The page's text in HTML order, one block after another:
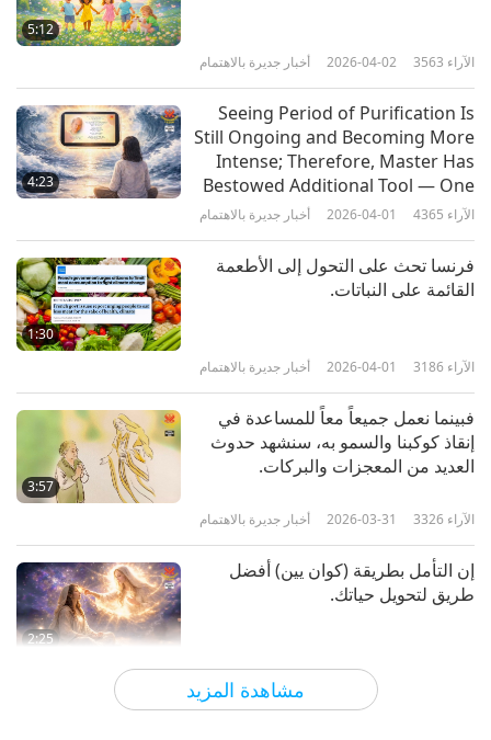
8
أخبار جديرة بالاهتمام 2023-05-08 2667الآراء
9
أخبار جديرة بالاهتمام
أخبار جديرة بالاهتمام 2023-05-09 2673الآراء
10
أخبار جديرة بالاهتمام
أخبار جديرة بالاهتمام 2023-05-10 2618الآراء
11
أخبار جديرة بالاهتمام
أخبار جديرة بالاهتمام 2023-05-11 2529الآراء
12
أخبار جديرة بالاهتمام
أخبار جديرة بالاهتمام 2023-05-12 مشاهدة المزيد
5:12
أخبار جديرة بالاهتمام 2026-04-02 3563 الآراء
4:23
Seeing Period of Purification Is
Still Ongoing and Becoming More
Intense; Therefore, Master Has
Bestowed Additional Tool — One
That Carries Both Visual Image
Powerful Daily Prayer
أخبار جديرة بالاهتمام 2026-04-01 4365 الآراء
1:30
فرنسا تحث على التحول إلى الأطعمة
القائمة على النباتات.
أخبار جديرة بالاهتمام 2026-04-01 3186 الآراء
3:57
فبينما نعمل جميعاً معاً للمساعدة في
إنقاذ كوكبنا والسمو به، سنشهد حدوث
العديد من المعجزات والبركات.
أخبار جديرة بالاهتمام 2026-03-31 3326 الآراء
2:25
إن التأمل بطريقة (كوان يين) أفضل
طريق لتحويل حياتك.
أخبار جديرة بالاهتمام 2026-03-30